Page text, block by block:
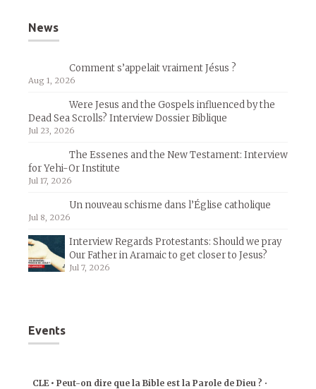
News
Comment s’appelait vraiment Jésus ?
Aug 1, 2026
Were Jesus and the Gospels influenced by the
Dead Sea Scrolls? Interview Dossier Biblique
Jul 23, 2026
The Essenes and the New Testament: Interview
for Yehi-Or Institute
Jul 17, 2026
Un nouveau schisme dans l’Église catholique
Jul 8, 2026
Interview Regards Protestants: Should we pray
Our Father in Aramaic to get closer to Jesus?
Jul 7, 2026
Events
CLE • Peut-on dire que la Bible est la Parole de Dieu ? •